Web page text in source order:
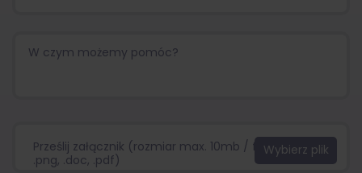
Prześlij załącznik (rozmiar max. 10mb / format:.jpg,
.png, .doc, .pdf)